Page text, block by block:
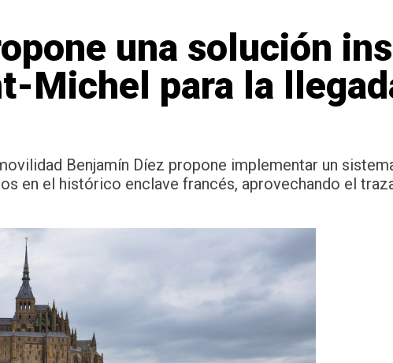
una solución
Michel para la
Benjamín Díez propone implementar un
en el histórico enclave francés, aprovechando el